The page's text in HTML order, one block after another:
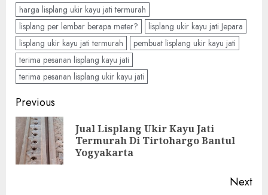
harga lisplang ukir kayu jati termurah
lisplang per lembar berapa meter?
lisplang ukir kayu jati Jepara
lisplang ukir kayu jati termurah
pembuat lisplang ukir kayu jati
terima pesanan lisplang kayu jati
terima pesanan lisplang ukir kayu jati
Previous
Jual Lisplang Ukir Kayu Jati
Termurah Di Tirtohargo Bantul
Yogyakarta
Next